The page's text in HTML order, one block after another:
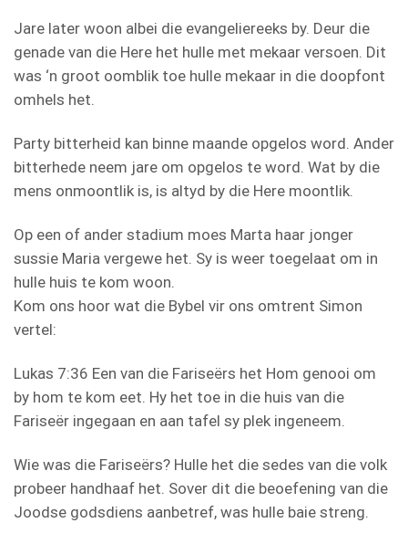
Jare later woon albei die evangeliereeks by. Deur die
genade van die Here het hulle met mekaar versoen. Dit
was ‘n groot oomblik toe hulle mekaar in die doopfont
omhels het.
Party bitterheid kan binne maande opgelos word. Ander
bitterhede neem jare om opgelos te word. Wat by die
mens onmoontlik is, is altyd by die Here moontlik.
Op een of ander stadium moes Marta haar jonger
sussie Maria vergewe het. Sy is weer toegelaat om in
hulle huis te kom woon.
Kom ons hoor wat die Bybel vir ons omtrent Simon
vertel:
Lukas 7:36 Een van die Fariseërs het Hom genooi om
by hom te kom eet. Hy het toe in die huis van die
Fariseër ingegaan en aan tafel sy plek ingeneem.
Wie was die Fariseërs? Hulle het die sedes van die volk
probeer handhaaf het. Sover dit die beoefening van die
Joodse godsdiens aanbetref, was hulle baie streng.